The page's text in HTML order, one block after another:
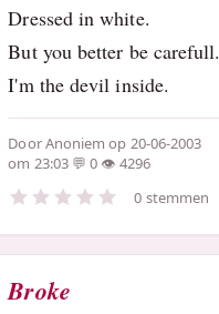
Dressed in white.
But you better be carefull.
I'm the devil inside.
DoorAnoniem op 20-06-2003
om 23:03
0
4296
0 stemmen
Broke